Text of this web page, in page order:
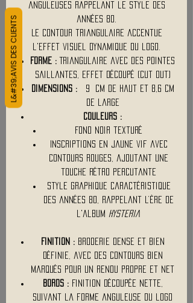
anguleuses rappelant le style des
années 80.
Le contour triangulaire accentue
l'effet visuel dynamique du logo.
Forme : Triangulaire avec des pointes
saillantes, effet découpé (cut out)
Dimensions :9 cm de haut et 8,6 cm
de large
Couleurs :
Fond noir texturé
Inscriptions en jaune vif avec
contours rouges, ajoutant une
touche rétro percutante
Style graphique caractéristique
des années 80, rappelant l’ère de
l'album Hysteria
Finition :Broderie dense et bien
définie, avec des contours bien
marqués pour un rendu propre et net
Bords :Finition découpée nette,
suivant la forme anguleuse du logo
L&#39;AVIS DES CLIENTS